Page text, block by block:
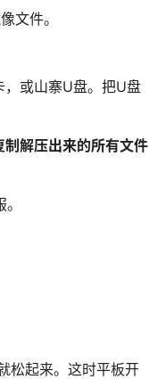
文件。
，或山寨U盘。把U盘
制解压出来的所有文件
松起来。这时平板开